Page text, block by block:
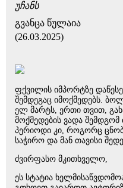
უჩანს
გვანცა წულაია
(26.03.2025)
ფქვილის იმპორტზე
შემდეგაც იმოქმედებს.
ელ მარტს, ერთი თვით,
მოქმედების ვადა შემდგომ
პერიოდი კი, როგორც
საჭირო და მან თავისი
ძვირფასო მკითხველო,
ეს სტატია